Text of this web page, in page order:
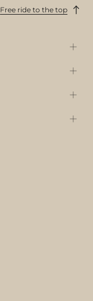
Free ride to the top